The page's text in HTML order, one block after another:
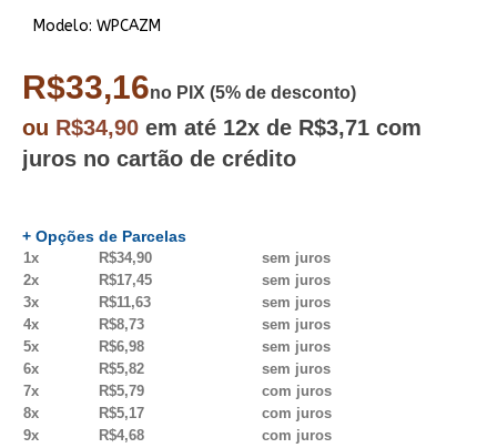
Modelo: WPCAZM
R$33,16no PIX (5% de desconto)
ou R$34,90 em até 12x de R$3,71 com
juros no cartão de crédito
+ Opções de Parcelas
1x R$34,90
sem juros
2x
R$17,45
sem juros
3x
R$11,63
sem juros
4x
R$8,73
sem juros
5x
R$6,98
sem juros
6x
R$5,82
sem juros
7x
R$5,79
com juros
8x
R$5,17
com juros
9x
R$4,68
com juros